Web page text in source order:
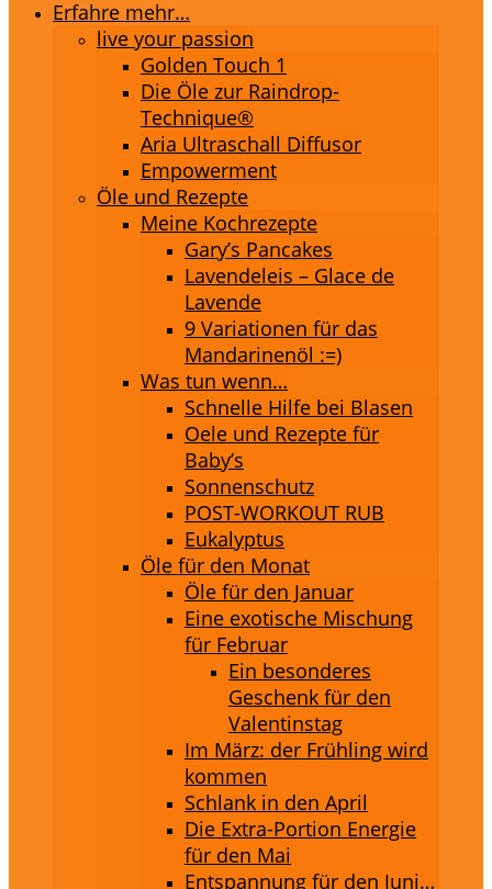
Erfahre mehr…
live your passion
Golden Touch 1
Die Öle zur Raindrop-
Technique®
Aria Ultraschall Diffusor
Empowerment
Öle und Rezepte
Meine Kochrezepte
Gary’s Pancakes
Lavendeleis – Glace de
Lavende
9 Variationen für das
Mandarinenöl :=)
Was tun wenn…
Schnelle Hilfe bei Blasen
Oele und Rezepte für
Baby’s
Sonnenschutz
POST-WORKOUT RUB
Eukalyptus
Öle für den Monat
Öle für den Januar
Eine exotische Mischung
für Februar
Ein besonderes
Geschenk für den
Valentinstag
Im März: der Frühling wird
kommen
Schlank in den April
Die Extra-Portion Energie
für den Mai
Entspannung für den Juni…